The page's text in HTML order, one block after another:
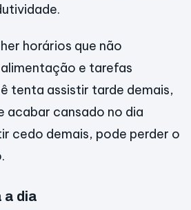
horários que não
e tarefas
tenta assistir tarde demais,
acabar cansado no dia
cedo demais, pode perder o
a dia